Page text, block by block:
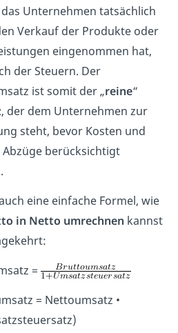
Unternehmen tatsächlich
Verkauf der Produkte oder
eingenommen hat,
der Steuern. Der
ist somit der „reine“
, der dem Unternehmen zur
steht, bevor Kosten und
berücksichtigt
eine einfache Formel, wie
in Netto umrechnen kannst
=
= Nettoumsatz •